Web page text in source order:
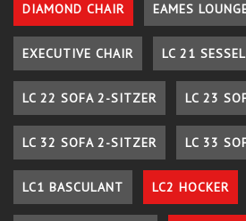
DIAMOND CHAIR EAMES
EXECUTIVE CHAIR LC 21 SESSEL
LC 22 SOFA 2-SITZER LC 23
LC 32 SOFA 2-SITZER LC 33
LC1 BASCULANT LC2 HOCKER